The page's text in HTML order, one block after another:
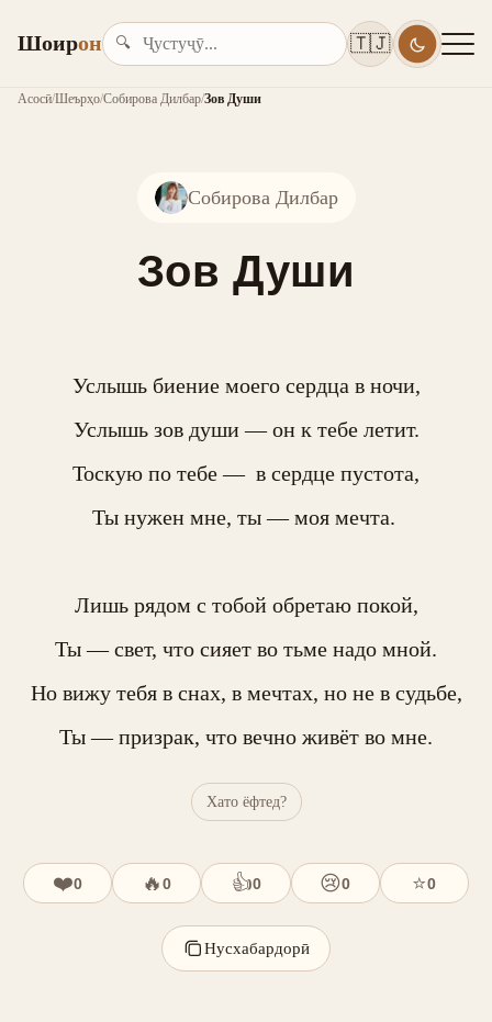
Шоирон 🔍 🇹🇯
Асосӣ/Шеърҳо/Собирова Дилбар/Зов Души
Собирова Дилбар
Зов Души
Услышь биение моего сердца в ночи,
Услышь зов души — он к тебе летит.
Тоскую по тебе —  в сердце пустота,
Ты нужен мне, ты — моя мечта.
Лишь рядом с тобой обретаю покой,
Ты — свет, что сияет во тьме надо мной.
Но вижу тебя в снах, в мечтах, но не в судьбе,
Ты — призрак, что вечно живёт во мне.
Хато ёфтед?
❤️0 🔥0 👍0 😢0 ⭐0
Нусхабардорӣ